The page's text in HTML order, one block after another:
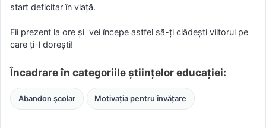
start deficitar în viaţă.
Fii prezent la ore și vei începe astfel să-ți clădești viitorul pe
care ți-l dorești!
Încadrare în categoriile științelor educației:
Abandon școlar Motivația pentru învățare